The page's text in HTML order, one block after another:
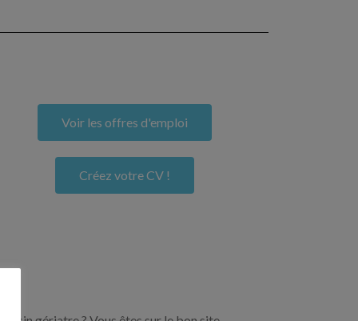
Voir les offres d'emploi
Créez votre CV !